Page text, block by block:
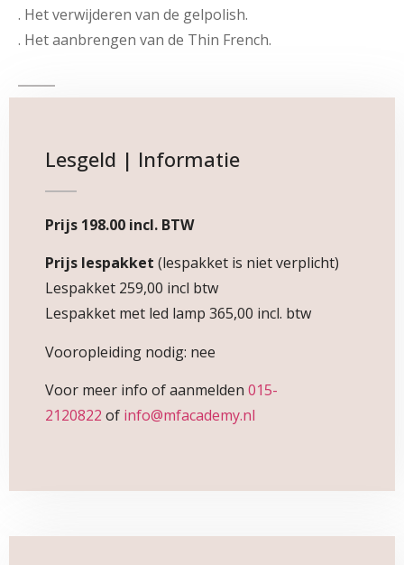
. Het verwijderen van de gelpolish.
. Het aanbrengen van de Thin French.
Lesgeld | Informatie
Prijs 198.00 incl. BTW
Prijs lespakket (lespakket is niet verplicht)
Lespakket 259,00 incl btw
Lespakket met led lamp 365,00 incl. btw
Vooropleiding nodig: nee
Voor meer info of aanmelden 015-
2120822 of info@mfacademy.nl